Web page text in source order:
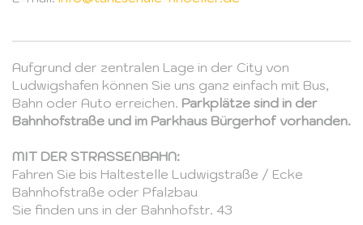
Aufgrund der zentralen Lage in der City von
Ludwigshafen können Sie uns ganz einfach mit Bus,
Bahn oder Auto erreichen. Parkplätze sind in der
Bahnhofstraße und im Parkhaus Bürgerhof vorhanden.
MIT DER STRASSENBAHN:
Fahren Sie bis Haltestelle Ludwigstraße / Ecke
Bahnhofstraße oder Pfalzbau
Sie finden uns in der Bahnhofstr. 43